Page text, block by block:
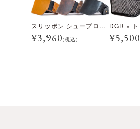
スリッポン シュープロテクター MK2
¥3,960(税込) ¥5,500